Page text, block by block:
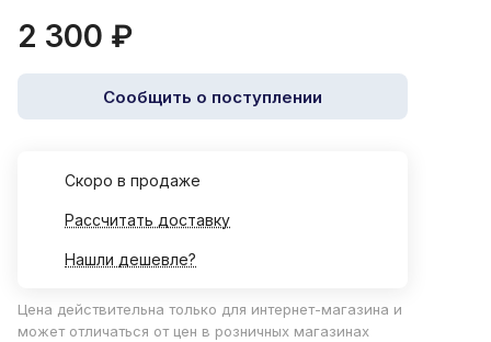
2 300 ₽
Сообщить о поступлении
Cкоро в продаже
Рассчитать доставку
Нашли дешевле?
Цена действительна только для интернет-магазина и
может отличаться от цен в розничных магазинах